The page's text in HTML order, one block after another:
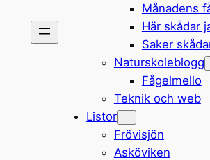
Månadens
Här skådar
Saker
Naturskoleblogg
Fågelmello
Teknik och web
Listor
Frövisjön
Asköviken